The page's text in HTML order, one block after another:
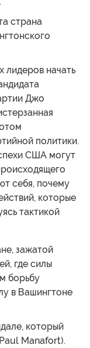
страна
лидеров начать
Джо
политики.
США могут
себя, почему
которые
тактикой
зажатой
где силы
борьбу
в Вашингтоне
который
Manafort).